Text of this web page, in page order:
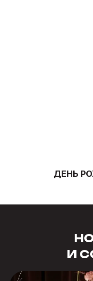
ДЕНЬ
И